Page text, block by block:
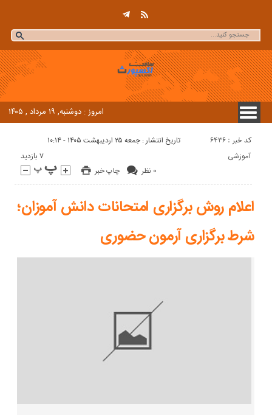
امروز : دوشنبه, ۱۹ مرداد , ۱۴۰۵
کد خبر : 6436 تاریخ انتشار : جمعه ۲۵ اردیبهشت ۱۴۰۵ - ۱۰:۱۴
چاپ خبر 0 نظر
آموزشی 7 بازدید
اعلام روش برگزاری امتحانات دانش آموزان؛
شرط برگزاری آرمون حضوری